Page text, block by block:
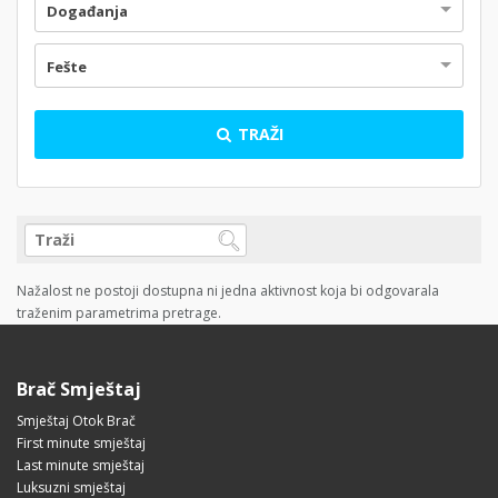
Događanja
Fešte
TRAŽI
Nažalost ne postoji dostupna ni jedna aktivnost koja bi odgovarala
traženim parametrima pretrage.
Brač Smještaj
Smještaj Otok Brač
First minute smještaj
Last minute smještaj
Luksuzni smještaj